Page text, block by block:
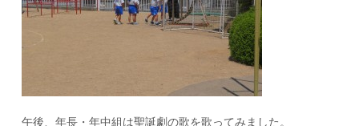
午後、年長・年中組は聖誕劇の歌を歌ってみました。